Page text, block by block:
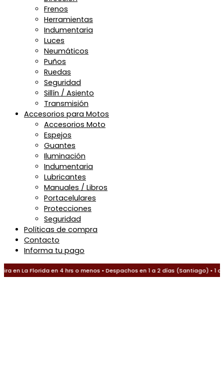
Frenos
Herramientas
Indumentaria
Luces
Neumáticos
Puños
Ruedas
Seguridad
Sillín / Asiento
Transmisión
Accesorios para Motos
Accesorios Moto
Espejos
Guantes
Iluminación
Indumentaria
Lubricantes
Manuales / Libros
Portacelulares
Protecciones
Seguridad
Políticas de compra
Contacto
Informa tu pago
en La Florida en 4 hrs o menos • Despachos en 1 a 2 días (Santiago) • 1